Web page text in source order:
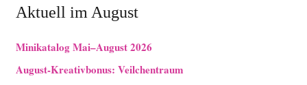
Aktuell im August
Minikatalog Mai–August 2026
August-Kreativbonus: Veilchentraum